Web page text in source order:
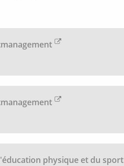
physique et du sport